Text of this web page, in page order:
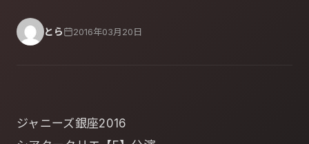
とら 2016年03月20日
ジャニーズ銀座2016